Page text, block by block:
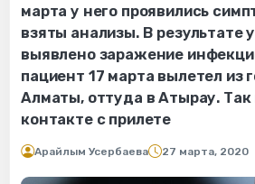
марта у него проявились
взяты анализы. В результате
выявлено заражение
пациент 17 марта вылетел из
Алматы, оттуда в Атырау. Так
контакте с прилете
Арайлым Усербаева 27 марта, 2020